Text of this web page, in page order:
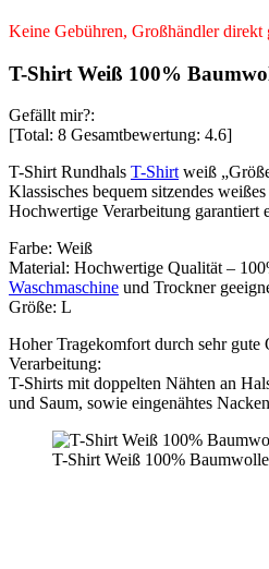
Keine Gebühren, Großhändler direkt
T-Shirt Weiß 100%
Gefällt mir?:
[Total: 8 Gesamtbewertung: 4.6]
T-Shirt Rundhals T-Shirt weiß
Klassisches bequem sitzendes
Hochwertige Verarbeitung garantiert
Farbe: Weiß
Material: Hochwertige Qualität –
Waschmaschine und Trockner
Größe: L
Hoher Tragekomfort durch sehr gute
Verarbeitung:
T-Shirts mit doppelten Nähten an
und Saum, sowie eingenähtes
T-Shirt Weiß 100% Baumwolle